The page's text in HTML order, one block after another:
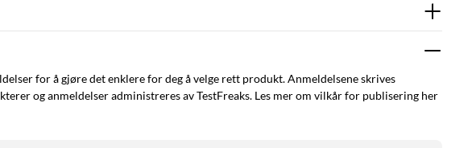
for å gjøre det enklere for deg å velge rett produkt. Anmeldelsene skrives
og anmeldelser administreres av TestFreaks. Les mer om vilkår for publisering her